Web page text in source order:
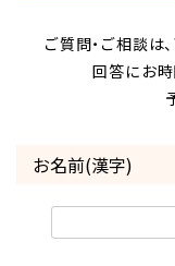
ご質問・​ご相談は
回答に​お
お名前(漢字)